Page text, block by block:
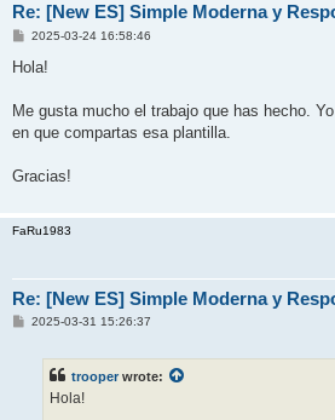
Re: [New ES] Simple Moderna y
P
s
2025-03-24 16:58:46
Hola!
Me gusta mucho el trabajo que has hecho.
en que compartas esa plantilla.
Gracias!
FaRu1983
Re: [New ES] Simple Moderna y
P2025-03-31 15:26:37
trooper wrote:
Hola!